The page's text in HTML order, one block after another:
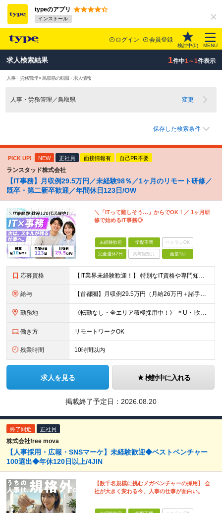
typeのアプリ
インストール
ログイン 会員登録
検討中(0) MENU
求人検索結果 1件中1～1件表示
人事・労務管理 × 鳥取県の転職・求人情報
人事・労務管理／鳥取県 変更
保存した検索条件
PICK UP! NEW 正社員 面接情報有 自己PR不要
ランスタッド株式会社
【IT事務】月収例29.5万円／未経験98％／1ヶ月のリモート研修／
既卒・第二新卒歓迎／年間休日123日/OW
＼「ITって難しそう…」からでOK！／ 1ヶ月研
修で始めるIT事務◎
未経験歓迎 学歴不問 ベテランOK
完全週休2日 賞与複数月 面接1回
応募資格 【IT業界未経験歓迎！】 特別なIT資格や専門知識は必要ありません。 ・学歴不問（文系・理系不問） ・第二新卒、既卒の方も歓迎 ・20代を中心に幅広い年代が活躍中 ・基本的なPC操作ができる方 ・タ
給与 【首都圏】月収例29.5万円（月給26万円＋諸手当） 【東海・関西】月収例28.5万円（月給25万円＋諸手当） 【九州】月収例26万円（月給23万円＋諸手当） ※経験・スキル・前職給与を踏まえ、総合
勤務地 《転勤なし・全エリア積極採用中！》 ＊U・Iターンも歓迎 ＊研修はオンライン実施 ★勤務エリアは下記よりお選びいただけます★ 【首都圏】東京・神奈川・千葉・埼玉 【東海】愛知 【関西】大阪、京都、兵庫
働き方 リモートワークOK
残業時間 10時間以内
求人を見る 検討中に入れる
掲載終了予定日： 2026.08.20
終了間近 正社員
株式会社free mova
【人事採用・広報・SNSマーケ】未経験歓迎◆ベストベンチャー
100選出◆年休120日以上/4JIN
【数千名規模に挑むメガベンチャーの採用】 会
社が大きく変わる今、人事の仕事が面白い。